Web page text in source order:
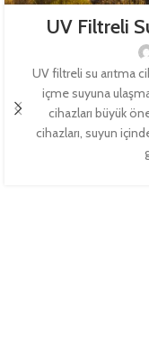
UV Filtreli
UV filtreli su arıtma
içme suyuna
cihazları büyük
cihazları, suyun